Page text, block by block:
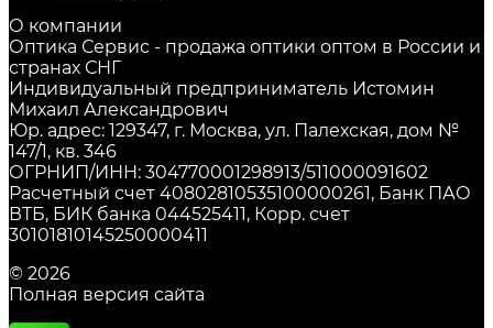
О компании
Оптика Сервис - продажа оптики оптом в России и
странах СНГ
Индивидуальный предприниматель Истомин
Михаил Александрович
Юр. адрес: 129347, г. Москва, ул. Палехская, дом №
147/1, кв. 346
ОГРНИП/ИНН: 304770001298913/511000091602
Расчетный счет 40802810535100000261, Банк ПАО
ВТБ, БИК банка 044525411, Корр. счет
30101810145250000411
© 2026
Полная версия сайта